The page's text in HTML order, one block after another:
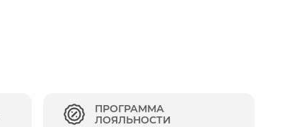
ПРОГРАММА
ЛОЯЛЬНОСТИ